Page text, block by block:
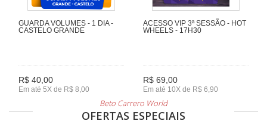
GUARDA VOLUMES - 1 DIA -
CASTELO GRANDE
R$ 40,00
Em até 5X de R$ 8,00
ACESSO VIP 3ª SESSÃO - HOT
WHEELS - 17H30
R$ 69,00
Em até 10X de R$ 6,90
Beto Carrero World
OFERTAS ESPECIAIS